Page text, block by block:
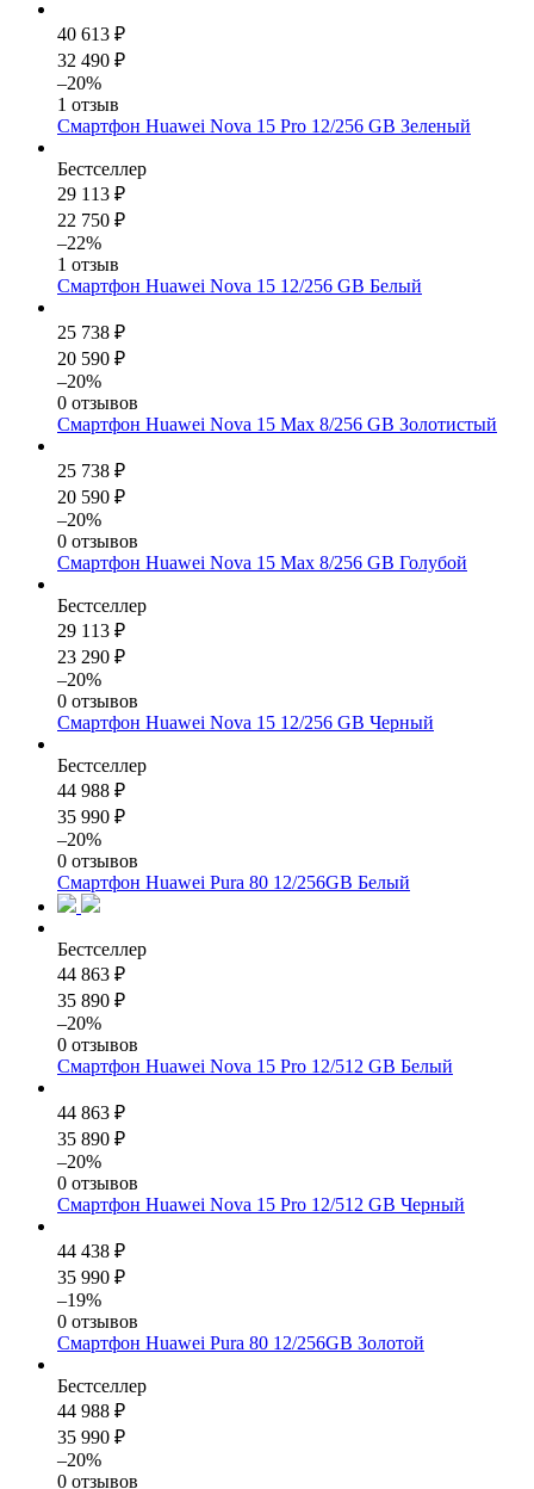
40 613 ₽
32 490 ₽
–20%
1 отзыв
Смартфон Huawei Nova 15 Pro 12/256 GB Зеленый
Бестселлер
29 113 ₽
22 750 ₽
–22%
1 отзыв
Смартфон Huawei Nova 15 12/256 GB Белый
25 738 ₽
20 590 ₽
–20%
0 отзывов
Смартфон Huawei Nova 15 Max 8/256 GB Золотистый
25 738 ₽
20 590 ₽
–20%
0 отзывов
Смартфон Huawei Nova 15 Max 8/256 GB Голубой
Бестселлер
29 113 ₽
23 290 ₽
–20%
0 отзывов
Смартфон Huawei Nova 15 12/256 GB Черный
Бестселлер
44 988 ₽
35 990 ₽
–20%
0 отзывов
Смартфон Huawei Pura 80 12/256GB Белый
Бестселлер
44 863 ₽
35 890 ₽
–20%
0 отзывов
Смартфон Huawei Nova 15 Pro 12/512 GB Белый
44 863 ₽
35 890 ₽
–20%
0 отзывов
Смартфон Huawei Nova 15 Pro 12/512 GB Черный
44 438 ₽
35 990 ₽
–19%
0 отзывов
Смартфон Huawei Pura 80 12/256GB Золотой
Бестселлер
44 988 ₽
35 990 ₽
–20%
0 отзывов